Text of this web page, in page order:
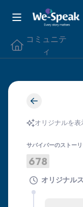
コミュニテ
ィ
オリジナルを表
サバイバーのストー
678
オリジナル
座り心地の良
から息を吸い
きます（3つ
りを見回して
出して言って